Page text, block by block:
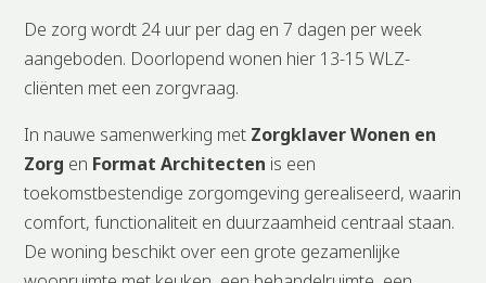
De zorg wordt 24 uur per dag en 7 dagen per week
aangeboden. Doorlopend wonen hier 13-15 WLZ-
cliënten met een zorgvraag.
In nauwe samenwerking met Zorgklaver Wonen en
Zorg en Format Architecten is een
toekomstbestendige zorgomgeving gerealiseerd, waarin
comfort, functionaliteit en duurzaamheid centraal staan.
De woning beschikt over een grote gezamenlijke